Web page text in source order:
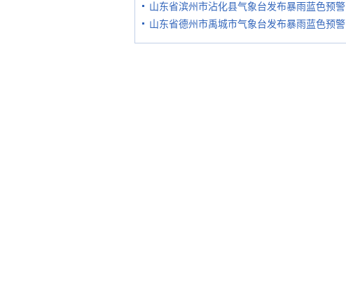
山东省滨州市沾化县气象台发布暴雨蓝色预警
山东省德州市禹城市气象台发布暴雨蓝色预警